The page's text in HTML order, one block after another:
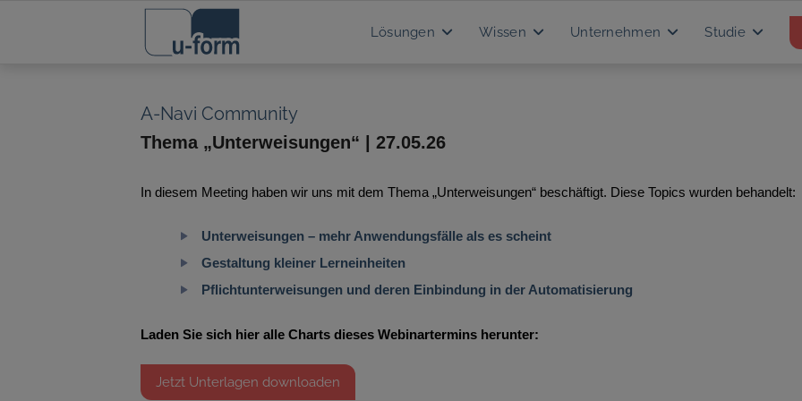
Lösungen Wissen Unternehmen Studie
Thema „Unterweisungen“ | 27.05.26
In diesem Meeting haben wir uns mit dem Thema „Unterweisungen“ beschäftigt. Diese Topics wurden behandelt:
Unterweisungen – mehr Anwendungsfälle als es scheint
Gestaltung kleiner Lerneinheiten
Pflichtunterweisungen und deren Einbindung in der Automatisierung
Laden Sie sich hier alle Charts dieses Webinartermins herunter:
Jetzt Unterlagen downloaden